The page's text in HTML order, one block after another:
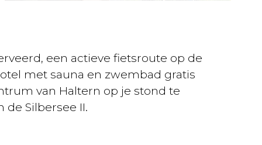
een actieve fietsroute op de
met sauna en zwembad gratis
van Haltern op je stond te
Silbersee II.